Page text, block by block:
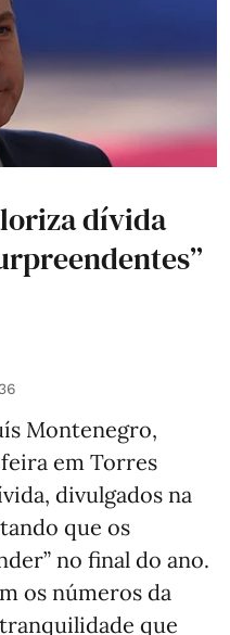
dívida
Montenegro,
em Torres
divulgados na
que os
no final do ano.
os números da
que